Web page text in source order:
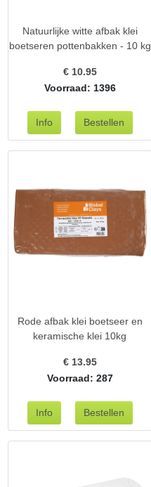
Natuurlijke witte afbak klei
boetseren pottenbakken - 10 kg
€ 10.95
Voorraad: 1396
Rode afbak klei boetseer en
keramische klei 10kg
€ 13.95
Voorraad: 287